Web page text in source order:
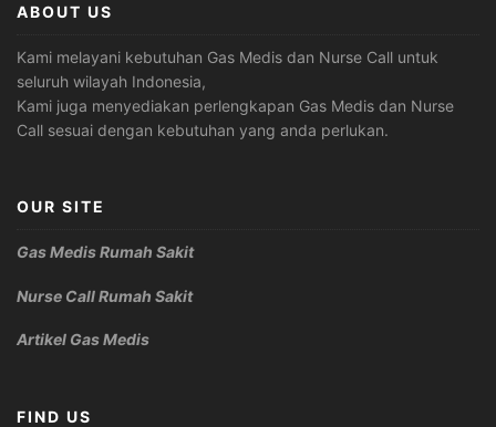
ABOUT US
Kami melayani kebutuhan Gas Medis dan Nurse Call untuk
seluruh wilayah Indonesia,
Kami juga menyediakan perlengkapan Gas Medis dan Nurse
Call sesuai dengan kebutuhan yang anda perlukan.
OUR SITE
Gas Medis Rumah Sakit
Nurse Call Rumah Sakit
Artikel Gas Medis
FIND US